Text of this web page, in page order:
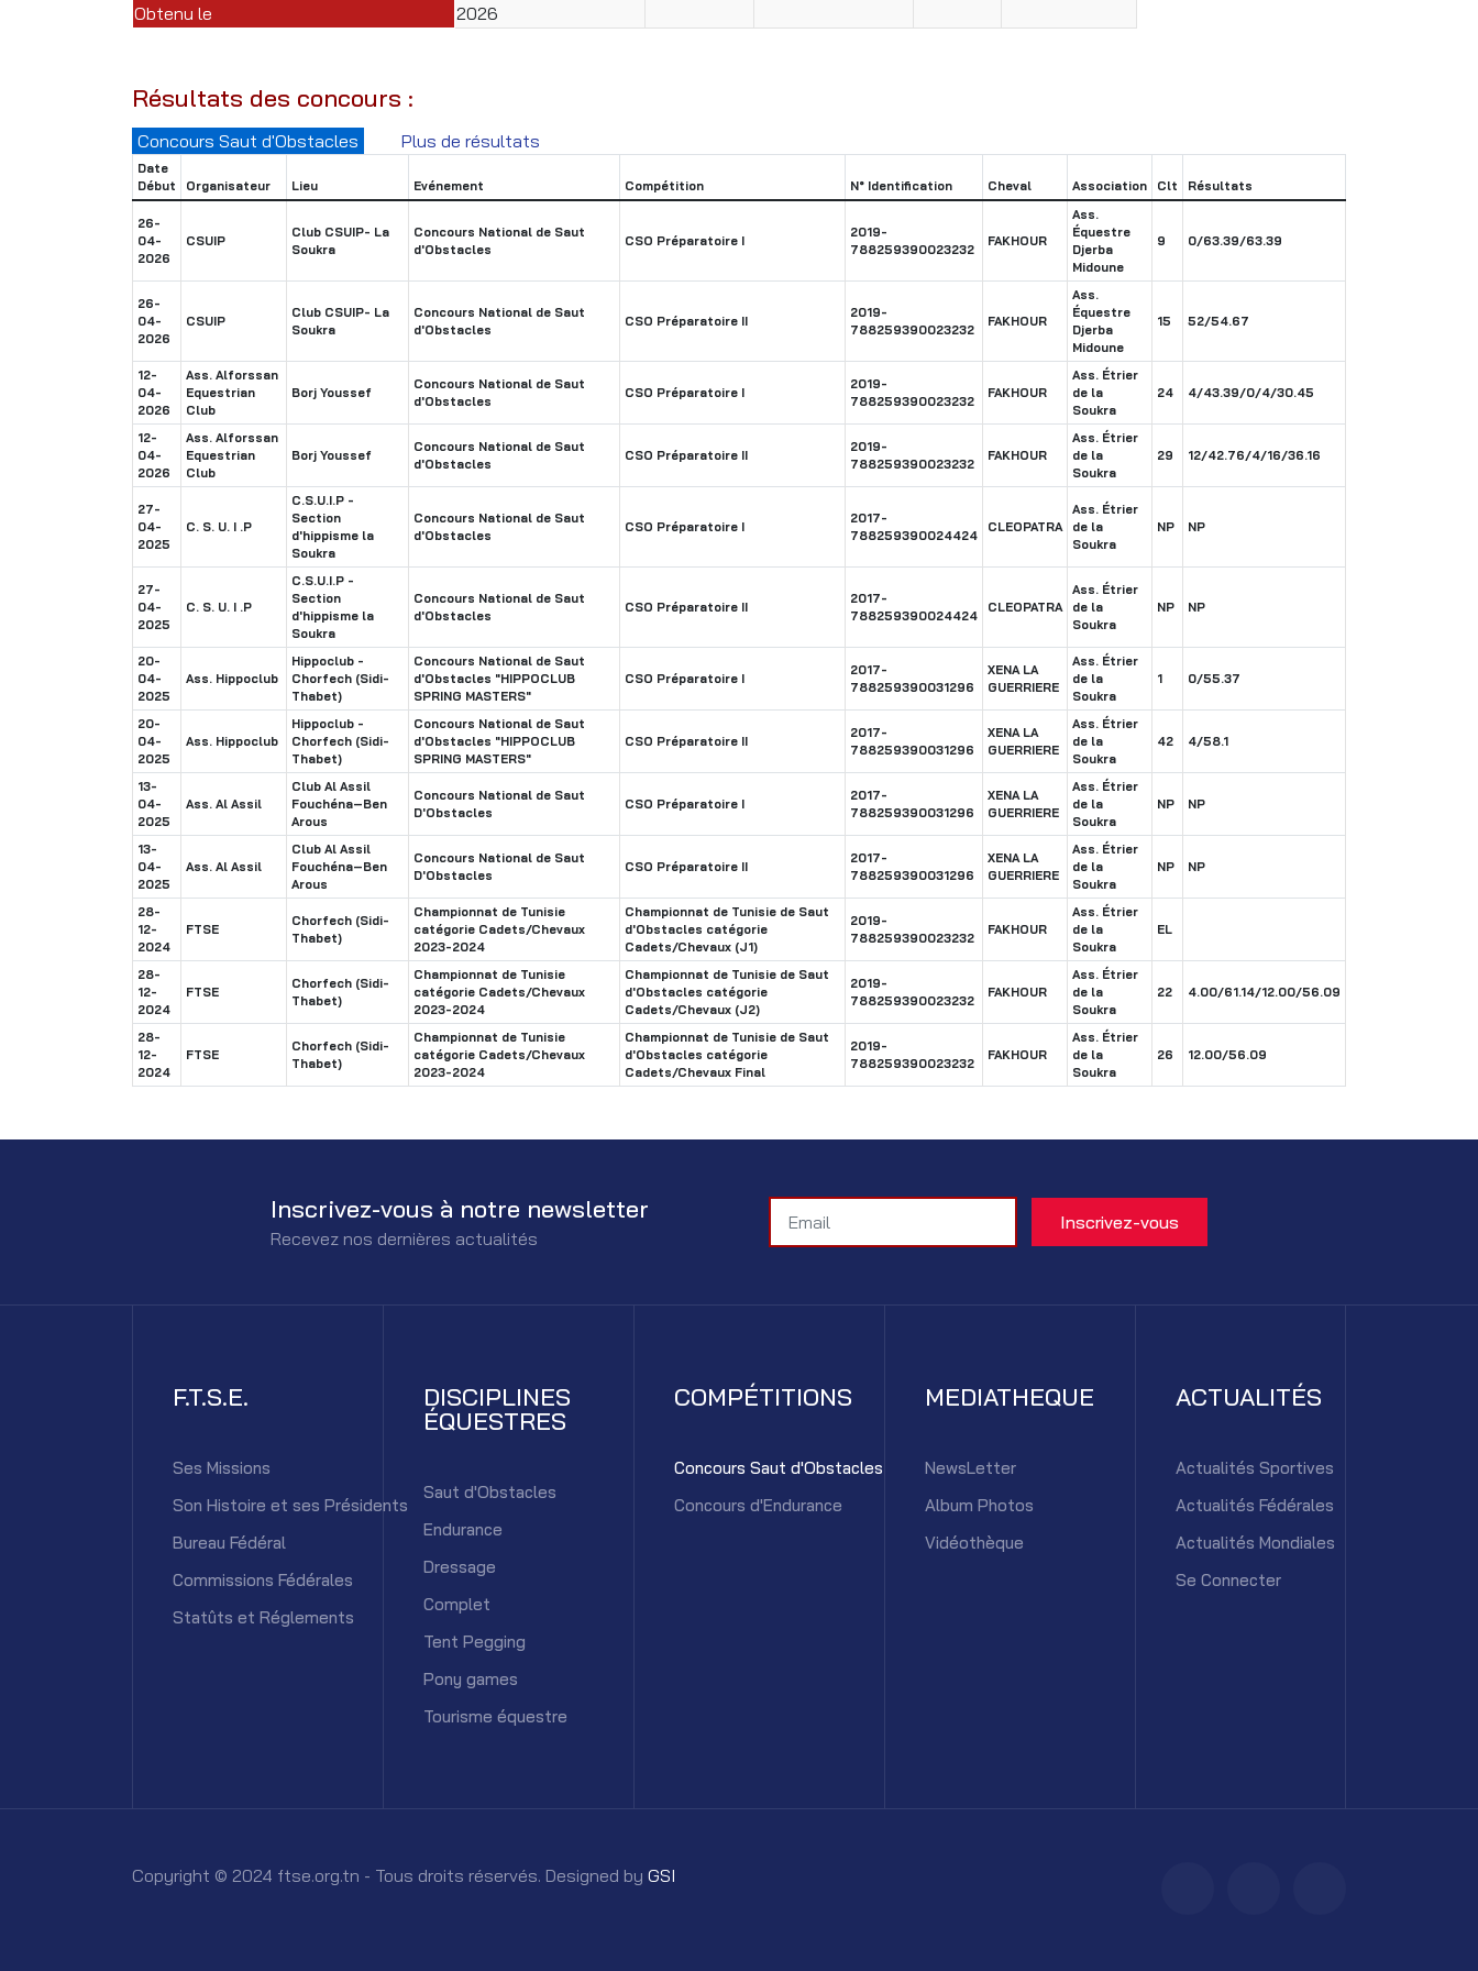
Obtenu le
2026
Résultats des concours :
Concours Saut d'Obstacles Plus de résultats
Date
Début
Organisateur Lieu Evénement Compétition N° Identification Cheval Association Clt Résultats
26-
04-
2026
CSUIP
Club CSUIP- La
Soukra
Concours National de Saut
d'Obstacles
CSO Préparatoire I
2019-
788259390023232
FAKHOUR
Ass.
Équestre
Djerba
Midoune
9 0/63.39/63.39
26-
04-
2026
CSUIP
Club CSUIP- La
Soukra
Concours National de Saut
d'Obstacles
CSO Préparatoire II
2019-
788259390023232
FAKHOUR
Ass.
Équestre
Djerba
Midoune
15 52/54.67
12-
04-
2026
Ass. Alforssan
Equestrian
Club
Borj Youssef
Concours National de Saut
d'Obstacles
CSO Préparatoire I
2019-
788259390023232
FAKHOUR
Ass. Étrier
de la
Soukra
24 4/43.39/0/4/30.45
12-
04-
2026
Ass. Alforssan
Equestrian
Club
Borj Youssef
Concours National de Saut
d'Obstacles
CSO Préparatoire II
2019-
788259390023232
FAKHOUR
Ass. Étrier
de la
Soukra
29 12/42.76/4/16/36.16
27-
04-
2025
C. S. U. I .P
C.S.U.I.P -
Section
d'hippisme la
Soukra
Concours National de Saut
d'Obstacles
CSO Préparatoire I
2017-
788259390024424
CLEOPATRA
Ass. Étrier
de la
Soukra
NP NP
27-
04-
2025
C. S. U. I .P
C.S.U.I.P -
Section
d'hippisme la
Soukra
Concours National de Saut
d'Obstacles
CSO Préparatoire II
2017-
788259390024424
CLEOPATRA
Ass. Étrier
de la
Soukra
NP NP
20-
04-
2025
Ass. Hippoclub
Hippoclub -
Chorfech (Sidi-
Thabet)
Concours National de Saut
d'Obstacles "HIPPOCLUB
SPRING MASTERS"
CSO Préparatoire I
2017-
788259390031296
XENA LA
GUERRIERE
Ass. Étrier
de la
Soukra
1 0/55.37
20-
04-
2025
Ass. Hippoclub
Hippoclub -
Chorfech (Sidi-
Thabet)
Concours National de Saut
d'Obstacles "HIPPOCLUB
SPRING MASTERS"
CSO Préparatoire II
2017-
788259390031296
XENA LA
GUERRIERE
Ass. Étrier
de la
Soukra
42 4/58.1
13-
04-
2025
Ass. Al Assil
Club Al Assil
Fouchéna–Ben
Arous
Concours National de Saut
D'Obstacles
CSO Préparatoire I
2017-
788259390031296
XENA LA
GUERRIERE
Ass. Étrier
de la
Soukra
NP NP
13-
04-
2025
Ass. Al Assil
Club Al Assil
Fouchéna–Ben
Arous
Concours National de Saut
D'Obstacles
CSO Préparatoire II
2017-
788259390031296
XENA LA
GUERRIERE
Ass. Étrier
de la
Soukra
NP NP
28-
12-
2024
FTSE
Chorfech (Sidi-
Thabet)
Championnat de Tunisie
catégorie Cadets/Chevaux
2023-2024
Championnat de Tunisie de Saut
d'Obstacles catégorie
Cadets/Chevaux (J1)
2019-
788259390023232
FAKHOUR
Ass. Étrier
de la
Soukra
EL
28-
12-
2024
FTSE
Chorfech (Sidi-
Thabet)
Championnat de Tunisie
catégorie Cadets/Chevaux
2023-2024
Championnat de Tunisie de Saut
d'Obstacles catégorie
Cadets/Chevaux (J2)
2019-
788259390023232
FAKHOUR
Ass. Étrier
de la
Soukra
22 4.00/61.14/12.00/56.09
28-
12-
2024
FTSE
Chorfech (Sidi-
Thabet)
Championnat de Tunisie
catégorie Cadets/Chevaux
2023-2024
Championnat de Tunisie de Saut
d'Obstacles catégorie
Cadets/Chevaux Final
2019-
788259390023232
FAKHOUR
Ass. Étrier
de la
Soukra
26 12.00/56.09
Inscrivez-vous à notre newsletter
Recevez nos dernières actualités
F.T.S.E.
Ses Missions
Son Histoire et ses Présidents
Bureau Fédéral
Commissions Fédérales
Statûts et Réglements
DISCIPLINES
ÉQUESTRES
Saut d'Obstacles
Endurance
Dressage
Complet
Tent Pegging
Pony games
Tourisme équestre
COMPÉTITIONS
Concours Saut d'Obstacles
Concours d'Endurance
MEDIATHEQUE
NewsLetter
Album Photos
Vidéothèque
ACTUALITÉS
Actualités Sportives
Actualités Fédérales
Actualités Mondiales
Se Connecter
Copyright © 2024 ftse.org.tn - Tous droits réservés. Designed by GSI